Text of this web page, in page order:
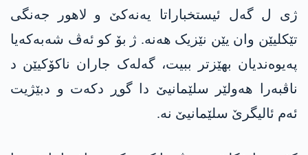
ژی ل گه‌ل ئیستخباراتا یه‌نه‌كێ و لاهور جەنگی
تێکلیێن وان یێن نێزیک هەنە. ژ بۆ کو ئەڤ شەبەکەیا
پەیوەندیان بهێزتر ببیت، گەلەک جاران ناکۆکیێن د
ناڤبەرا هەولێر سلێمانیێ دا گوڕ دکەت و دبێژیت
ئەم ئالیگرێ سلێمانیێ نە.